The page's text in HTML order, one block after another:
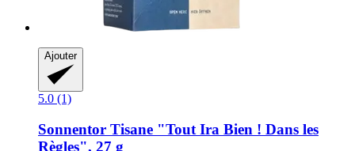
Ajouter
5.0 (1)
Sonnentor Tisane "Tout Ira Bien ! Dans les
Règles", 27 g